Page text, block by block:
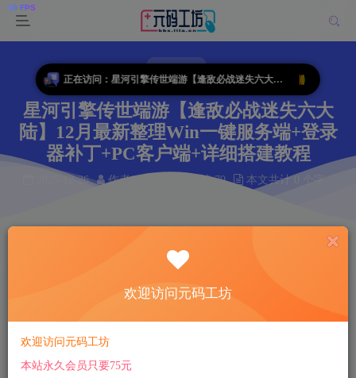
星河引擎传世端游【逢敌必战迷失六大
陆】12月最新整理Win一键服务端+登录
器补丁+PC客户端+详细搭建教程
2025-12-26 作者： 韩羽 阅读 79
本文共计 0 个字
79 7
付费资源
欢迎访问元码工坊
欢迎访问元码工坊
本站永久会员只要75元
正在访问：星河引擎传世端游【逢敌必战迷失六大陆】12月最新整理Win一键服务端+登录器补丁+PC客户端+详细搭建教程